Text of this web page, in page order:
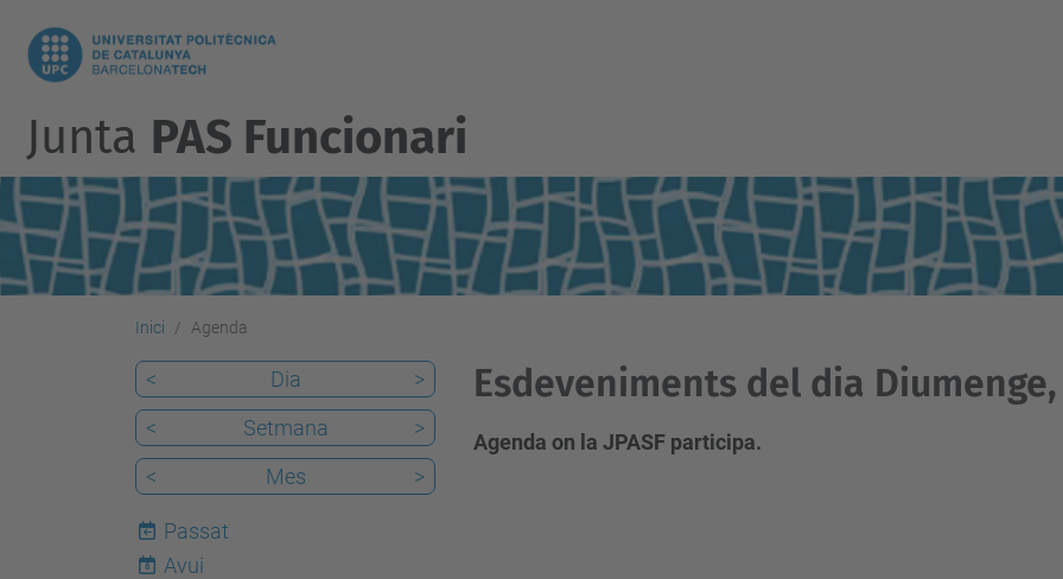
Junta PAS Funcionari
Inici Agenda
Esdeveniments del dia Diumenge,
Agenda on la JPASF participa.
< Dia
>
<
Setmana
>
<
Mes >
Passat
8
Avui